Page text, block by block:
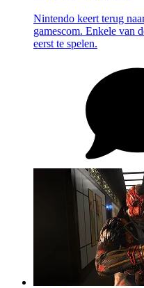
Nintendo keert terug
gamescom. Enkele van
eerst te spelen.